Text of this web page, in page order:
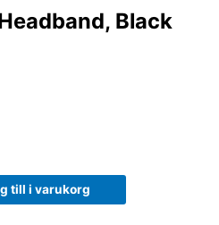
Black
till i varukorg